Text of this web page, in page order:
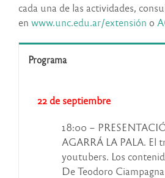
cada una de las actividades,
en www.unc.edu.ar/extensión o
Programa
22 de septiembre
18:00 –
AGARRÁ LA PALA. El
youtubers. Los
De Teodoro